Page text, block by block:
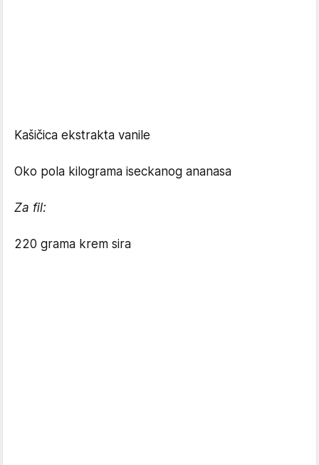
Kašičica ekstrakta vanile
Oko pola kilograma iseckanog ananasa
Za fil:
220 grama krem sira